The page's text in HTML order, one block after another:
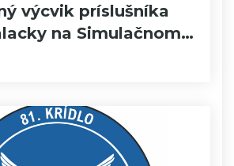
výcvik príslušníka
na Simulačnom…